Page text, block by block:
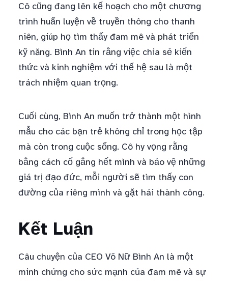
Cô cũng đang lên kế hoạch cho một chương
trình huấn luyện về truyền thông cho thanh
niên, giúp họ tìm thấy đam mê và phát triển
kỹ năng. Bình An tin rằng việc chia sẻ kiến
thức và kinh nghiệm với thế hệ sau là một
trách nhiệm quan trọng.
Cuối cùng, Bình An muốn trở thành một hình
mẫu cho các bạn trẻ không chỉ trong học tập
mà còn trong cuộc sống. Cô hy vọng rằng
bằng cách cố gắng hết mình và bảo vệ những
giá trị đạo đức, mỗi người sẽ tìm thấy con
đường của riêng mình và gặt hái thành công.
Kết Luận
Câu chuyện của CEO Võ Nữ Bình An là một
minh chứng cho sức mạnh của đam mê và sự